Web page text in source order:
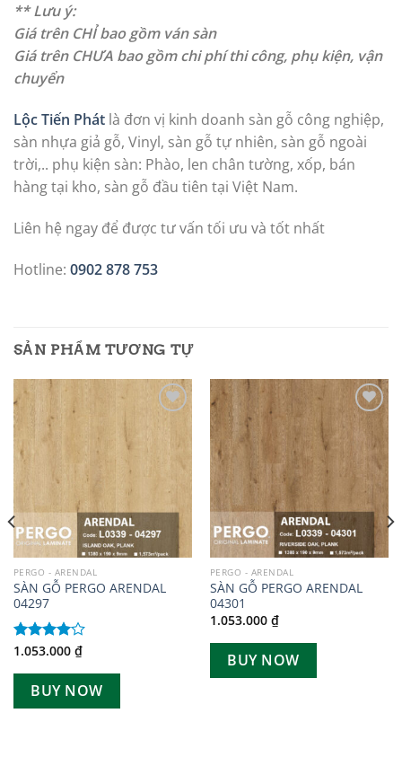
** Lưu ý:
Giá trên CHỈ bao gồm ván sàn
Giá trên CHƯA bao gồm chi phí thi công, phụ kiện, vận
chuyển
Lộc Tiến Phát là đơn vị kinh doanh sàn gỗ công nghiệp,
sàn nhựa giả gỗ, Vinyl, sàn gỗ tự nhiên, sàn gỗ ngoài
trời,.. phụ kiện sàn: Phào, len chân tường, xốp, bán
hàng tại kho, sàn gỗ đầu tiên tại Việt Nam.
Liên hệ ngay để được tư vấn tối ưu và tốt nhất
Hotline: 0902 878 753
SẢN PHẨM TƯƠNG TỰ
Add to
wishlist
PERGO - ARENDAL
SÀN GỖ PERGO ARENDAL
04297
Được
4.005
sao
1.053.000 ₫
BUY NOW
Add to
wishlist
PERGO - ARENDAL
SÀN GỖ PERGO ARENDAL
04301
1.053.000 ₫
BUY NOW